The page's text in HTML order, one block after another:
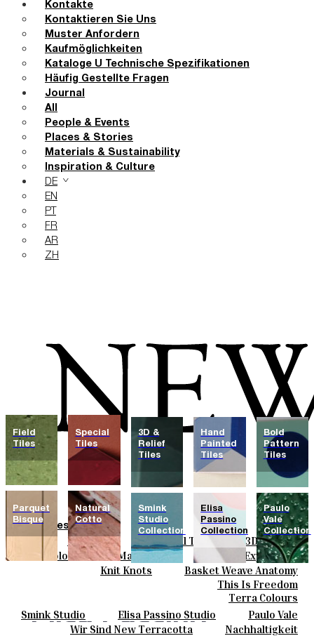
Kontakte
Kontaktieren Sie Uns
Muster Anfordern
Kaufmöglichkeiten
Kataloge U Technische Spezifikationen
Häufig Gestellte Fragen
Journal
All
People & Events
Places & Stories
Materials & Sustainability
Inspiration & Culture
DE
EN
PT
FR
AR
ZH
Fliesen
Field Tiles Special Tiles
3D & Relief
Hand Painted
Bold Pattern
Parquet Bisque
Natural Cotto
Smink Studio
Elisa Passino
Paulo Vale
Farben
Basic Colours Matt Colours
Oxide Explosions
Special Firing
Vintage Metallics
Dry Colours
Terra Colours
Keramik
Knit Knots
Basket Weave Anatomy
This Is Freedom
Maßanfertigungen
Smink Studio Elisa Passino Studio Paulo Vale
Über Uns
Wir Sind New Terracotta
Nachhaltigkeit
Kontakte
Field
Tiles
Special
Tiles
3D &
Relief
Tiles
Hand
Painted
Tiles
Bold
Pattern
Tiles
Parquet
Bisque
Natural
Cotto
Smink
Studio
Collection
Elisa
Passino
Collection
Paulo
Vale
Collection
Elisa Passino